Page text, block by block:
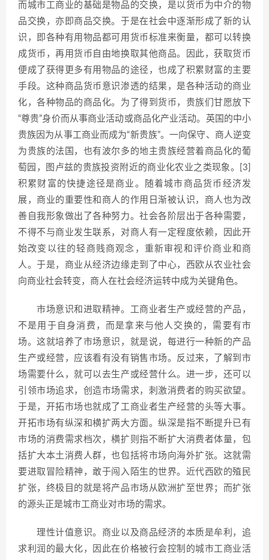
而城市工商业的基础是物品的交换，是以货币为中介的物
品交换，亦即商品交换。于是在社会中逐渐形成了新的认
识，即各种有用物品都可用货币标准来衡量，都可以转换
成货币，再用货币自由地换取其他商品。因此，获取货币
便成了获得更多有用物品的途径，也成了积累财富的主要
手段。这种商品货币意识渗透的结果，是各种活动的商业
化，各种物品的商品化。为了得到货币，贵族们甘愿放下
“尊贵”身价而从事商业活动或商品化产业活动。英国的中小
贵族因为从事工商业而成为“新贵族”。一向保守、商人逆变
为贵族的法国，也有波尔多的地主贵族经营着商品化的葡
萄园，图卢兹的贵族投资附近的商业化农业之类现象。[3]
积累财富的快捷途径是商业。随着城市商品货币经济发
展，商业的重要性和商人的作用日渐被认识，商人也为改
善自我形象做出了各种努力。社会各阶层出于各种需要，
不得不与商业发生联系，对商人有一定程度依赖，因此开
始改变以往的轻商贱商观念，重新审视和评价商业和商
人。于是，商业从经济边缘走到了中心，西欧从农业社会
向商业社会转变，商人在社会经济运转中成为关键角色。
市场意识和进取精神。工商业者生产或经营的产品，
不是用于自身消费，而是拿来与他人交换的，需要有市
场。这就培养了市场意识，就是说，每进行一种新的产品
生产或经营，应该看有没有销售市场。反过来，了解到市
场需要什么，就可以去生产或经营什么。进一步，还可以
引领市场追求，创造市场需求，刺激消费者的购买欲望。
于是，开拓市场也就成了工商业者生产经营的头等大事。
开拓市场有纵深和横扩两大方面。纵深是指不断提升已有
市场的消费需求档次，横扩则指不断扩大消费者体量，包
括扩大本土消费人群，也包括将市场向海外扩张。这就需
要进取冒险精神，敢于闯入陌生的世界。近代西欧的殖民
扩张，终极目的就是将产品市场从欧洲扩至世界；而扩张
的源头正是城市工商业对市场的需求。
理性计值意识。商业以及商品经济的本质是牟利，追
求利润的最大化，因此在价格被行会控制的城市工商业活